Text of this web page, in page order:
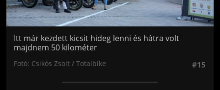
Itt már kezdett kicsit hideg lenni és hátra volt
majdnem 50 kilométer
Fotó: Csikós Zsolt / Totalbike #15